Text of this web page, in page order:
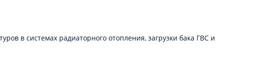
в системах радиаторного отопления, загрузки бака ГВС и